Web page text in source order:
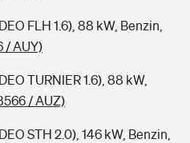
FLH 1.6), 88 kW, Benzin,
/ AUY)
TURNIER 1.6), 88 kW,
/ AUZ)
STH 2.0), 146 kW, Benzin,